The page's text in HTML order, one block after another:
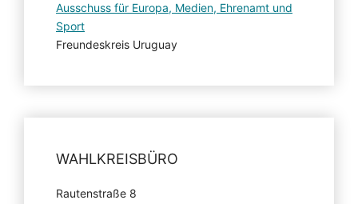
Ausschuss für Europa, Medien, Ehrenamt und
Sport
Freundeskreis Uruguay
WAHLKREISBÜRO
Rautenstraße 8